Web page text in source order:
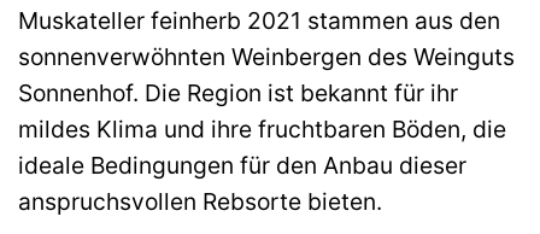
Muskateller feinherb 2021 stammen aus den
sonnenverwöhnten Weinbergen des Weinguts
Sonnenhof. Die Region ist bekannt für ihr
mildes Klima und ihre fruchtbaren Böden, die
ideale Bedingungen für den Anbau dieser
anspruchsvollen Rebsorte bieten.